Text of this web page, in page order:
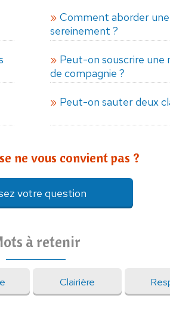
Comment aborder
sereinement ?
Peut-on souscrire une
de compagnie ?
Peut-on sauter deux
ne vous convient pas ?
votre question
à retenir
Clairière